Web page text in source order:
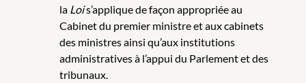
la Lois’applique de façon appropriée au
Cabinet du premier ministre et aux cabinets
des ministres ainsi qu’aux institutions
administratives à l’appui du Parlement et des
tribunaux.